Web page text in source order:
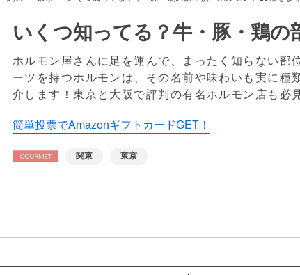
いくつ知ってる？牛・豚・鶏の
ホルモン屋さんに足を運んで、まったく知らない
ーツを持つホルモンは、その名前や味わいも実に
介します！東京と大阪で評判の有名ホルモン店も必
簡単投票でAmazonギフトカードGET！
関東 東京